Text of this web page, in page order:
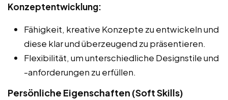
Konzeptentwicklung:
Fähigkeit, kreative Konzepte zu entwickeln und
diese klar und überzeugend zu präsentieren.
Flexibilität, um unterschiedliche Designstile und
-anforderungen zu erfüllen.
Persönliche Eigenschaften (Soft Skills)